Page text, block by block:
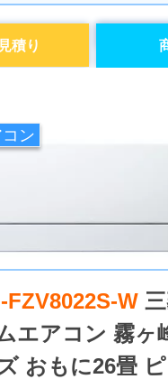
積り
ン
FZV8022S-W
エアコン 霧ヶ
おもに26畳